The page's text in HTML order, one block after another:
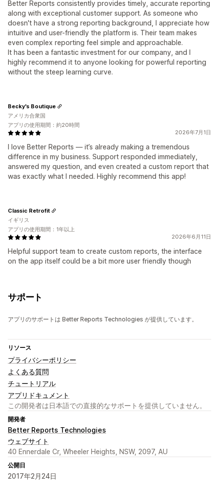
Better Reports consistently provides timely, accurate reporting
along with exceptional customer support. As someone who
doesn't have a strong reporting background, I appreciate how
intuitive and user-friendly the platform is. Their team makes
even complex reporting feel simple and approachable.
It has been a fantastic investment for our company, and I
highly recommend it to anyone looking for powerful reporting
without the steep learning curve.
2026年7月1日
I love Better Reports — it’s already making a tremendous
difference in my business. Support responded immediately,
answered my question, and even created a custom report that
was exactly what I needed. Highly recommend this app!
Becky's Boutique
アメリカ合衆国
アプリの使用期間：約20時間
2026年6月11日
Helpful support team to create custom reports, the interface
on the app itself could be a bit more user friendly though
Classic Retrofit
イギリス
アプリの使用期間：1年以上
サポート
アプリのサポートは Better Reports Technologies が提供しています。
リソース
プライバシーポリシー
よくある質問
チュートリアル
アプリドキュメント
この開発者は日本語での直接的なサポートを提供していません。
開発者
Better Reports Technologies
ウェブサイト
40 Ennerdale Cr, Wheeler Heights, NSW, 2097, AU
公開日
2017年2月24日